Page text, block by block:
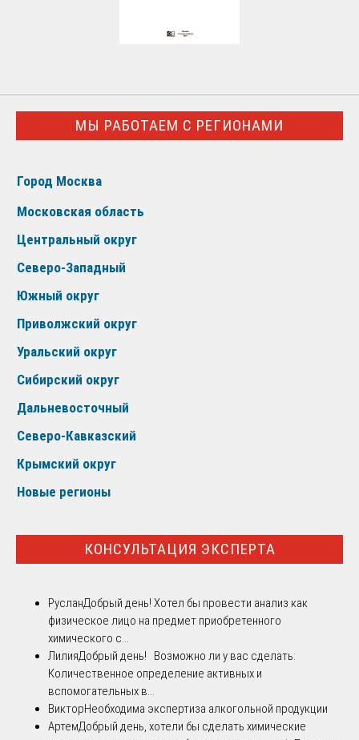
МЫ РАБОТАЕМ С РЕГИОНАМИ
Город Москва
Московская область
Центральный округ
Северо-Западный
Южный округ
Приволжский округ
Уральский округ
Сибирский округ
Дальневосточный
Северо-Кавказский
Крымский округ
Новые регионы
КОНСУЛЬТАЦИЯ ЭКСПЕРТА
РусланДобрый день! Хотел бы провести анализ как
физическое лицо на предмет приобретенного
химического с...
ЛилияДобрый день! Возможно ли у вас сделать:
Количественное определение активных и
вспомогательных в...
ВикторНеобходима экспертиза алкогольной продукции
АртемДобрый день, хотели бы сделать химические